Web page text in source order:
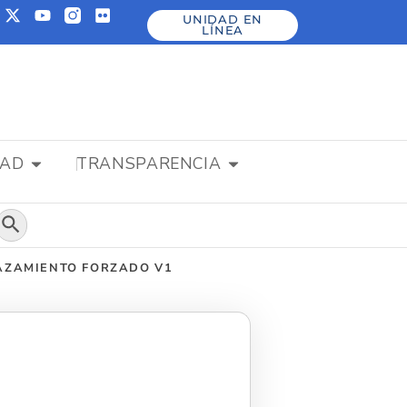
UNIDAD EN
LÍNEA
TRANSPARENCIA
de búsqueda
FORZADO V1